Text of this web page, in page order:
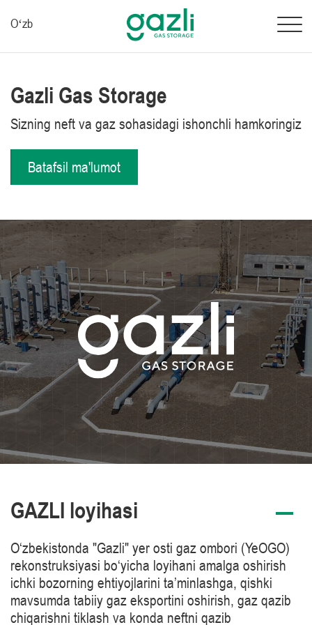
Oʻzb
Gazli Gas Storage
Sizning neft va gaz sohasidagi ishonchli hamkoringiz
Batafsil ma'lumot
GAZLI loyihasi
O‘zbekistonda "Gazli" yer osti gaz ombori (YeOGO)
rekonstruksiyasi bo‘yicha loyihani amalga oshirish
ichki bozorning ehtiyojlarini ta’minlashga, qishki
mavsumda tabiiy gaz eksportini oshirish, gaz qazib
chiqarishni tiklash va konda neftni qazib